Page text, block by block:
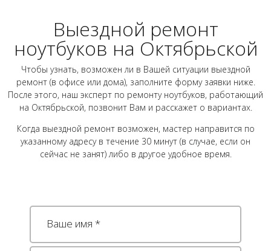
Выездной ремонт
ноутбуков на Октябрьской
Чтобы узнать, возможен ли в Вашей ситуации выездной
ремонт (в офисе или дома), заполните форму заявки ниже.
После этого, наш эксперт по ремонту ноутбуков, работающий
на Октябрьской, позвонит Вам и расскажет о вариантах.
Когда выездной ремонт возможен, мастер направится по
указанному адресу в течение 30 минут (в случае, если он
сейчас не занят) либо в другое удобное время.